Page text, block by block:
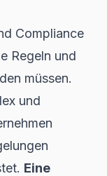
Compliance
Regeln und
müssen.
und
Eine